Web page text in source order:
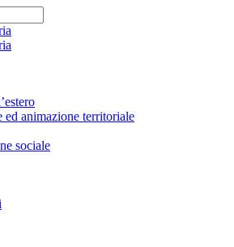
ed animazione territoriale
sociale